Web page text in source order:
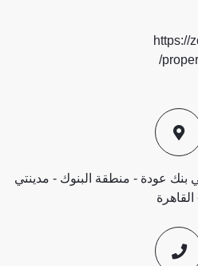
- اعلي بنك عودة - منطقة البنوك - مدينتي
القاهرة